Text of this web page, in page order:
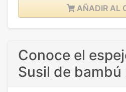
AÑADIR AL
Conoce el
Susil de bambú